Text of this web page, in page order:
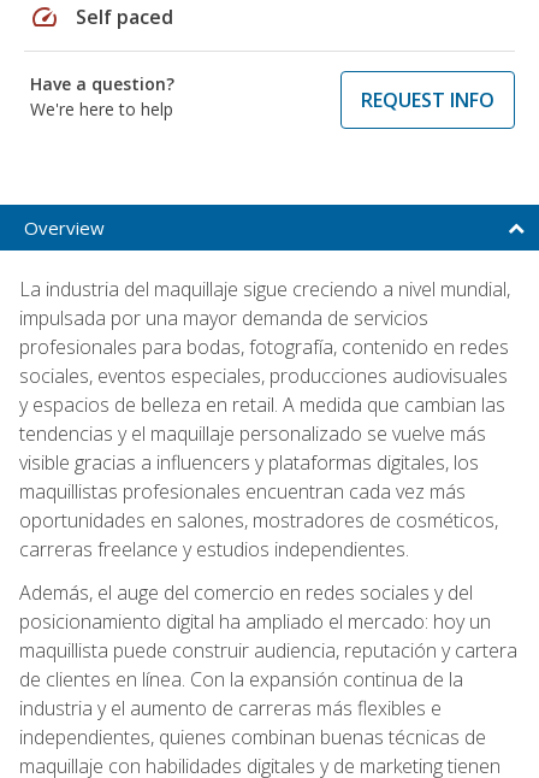
speed Self paced
Have a question?
We're here to help
REQUEST INFO
Overview
La industria del maquillaje sigue creciendo a nivel mundial,
impulsada por una mayor demanda de servicios
profesionales para bodas, fotografía, contenido en redes
sociales, eventos especiales, producciones audiovisuales
y espacios de belleza en retail. A medida que cambian las
tendencias y el maquillaje personalizado se vuelve más
visible gracias a influencers y plataformas digitales, los
maquillistas profesionales encuentran cada vez más
oportunidades en salones, mostradores de cosméticos,
carreras freelance y estudios independientes.
Además, el auge del comercio en redes sociales y del
posicionamiento digital ha ampliado el mercado: hoy un
maquillista puede construir audiencia, reputación y cartera
de clientes en línea. Con la expansión continua de la
industria y el aumento de carreras más flexibles e
independientes, quienes combinan buenas técnicas de
maquillaje con habilidades digitales y de marketing tienen